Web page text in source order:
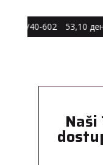
0590/40-602 53,10